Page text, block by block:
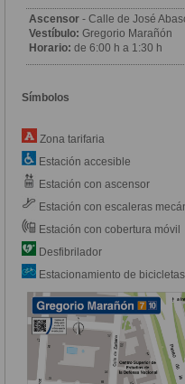
Ascensor - Calle de José
Vestíbulo: Gregorio Marañón
Horario: de 6:00 h a 1:30 h
Símbolos
Zona tarifaria
Estación accesible
Estación con ascensor
Estación con escaleras
Estación con cobertura móvil
Desfibrilador
Estacionamiento de bicicletas